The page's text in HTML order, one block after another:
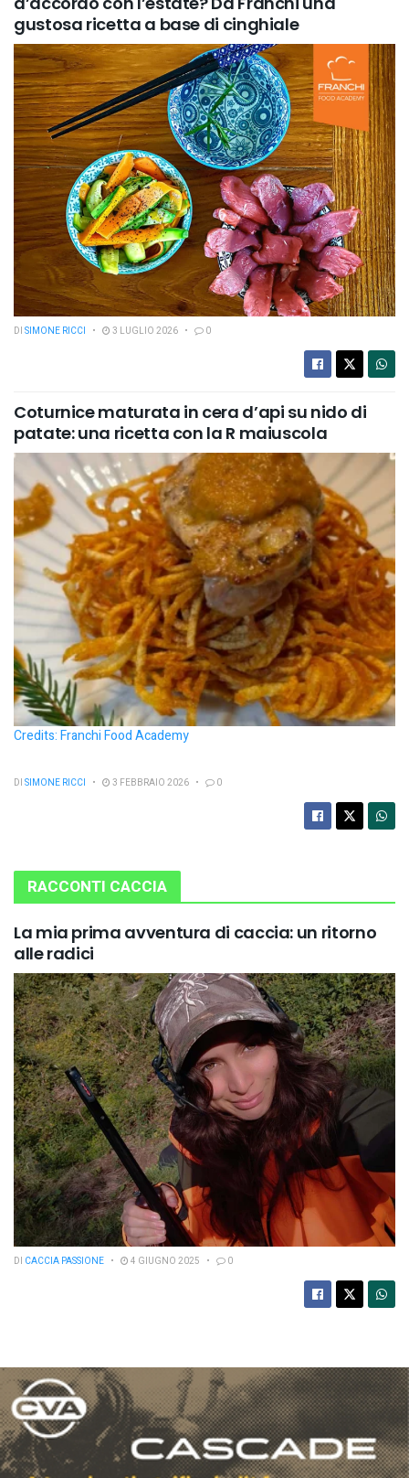
gustosa ricetta a base di cinghiale
DI SIMONE RICCI 3 LUGLIO 2026 0
Coturnice maturata in cera d’api su nido di
patate: una ricetta con la R maiuscola
Credits: Franchi Food Academy
DI SIMONE RICCI 3 FEBBRAIO 2026 0
RACCONTI CACCIA
La mia prima avventura di caccia: un ritorno
alle radici
DI CACCIA PASSIONE 4 GIUGNO 2025 0